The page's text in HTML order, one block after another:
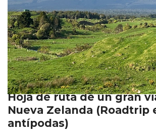
9 diciembre 2024
Hoja de ruta de un gran
Nueva Zelanda (Roadtrip
antípodas)